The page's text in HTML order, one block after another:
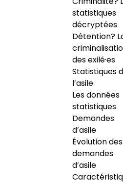
statistiques
décryptées
Détention?
des exilé·es
Statistiques
l’asile
Les données
statistiques
Demandes
d’asile
Évolution des
demandes
d’asile